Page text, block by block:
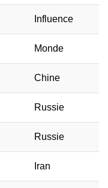
Influence
Monde
Chine
Russie
Russie
Iran